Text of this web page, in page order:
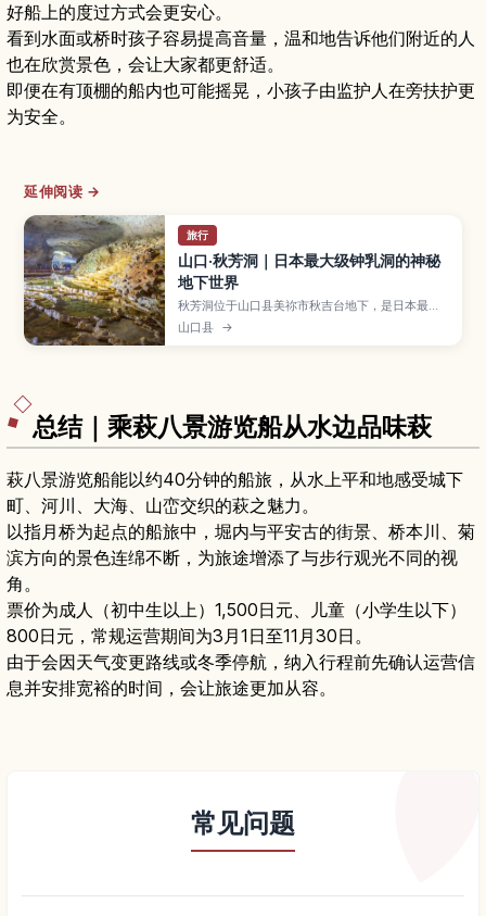
好船上的度过方式会更安心。
看到水面或桥时孩子容易提高音量，温和地告诉他们附近的人
也在欣赏景色，会让大家都更舒适。
即便在有顶棚的船内也可能摇晃，小孩子由监护人在旁扶护更
为安全。
延伸阅读 →
旅行
山口·秋芳洞｜日本最大级钟乳洞的神秘
地下世界
秋芳洞位于山口县美祢市秋吉台地下，是日本最大
级的钟乳洞之一，全长约10公里，其中约1公里对游
客开放，适合轻松步行探索。文章将介绍代表性景
山口县 →
总结｜乘萩八景游览船从水边品味萩
萩八景游览船能以约40分钟的船旅，从水上平和地感受城下
町、河川、大海、山峦交织的萩之魅力。
以指月桥为起点的船旅中，堀内与平安古的街景、桥本川、菊
滨方向的景色连绵不断，为旅途增添了与步行观光不同的视
角。
票价为成人（初中生以上）1,500日元、儿童（小学生以下）
800日元，常规运营期间为3月1日至11月30日。
由于会因天气变更路线或冬季停航，纳入行程前先确认运营信
息并安排宽裕的时间，会让旅途更加从容。
常见问题